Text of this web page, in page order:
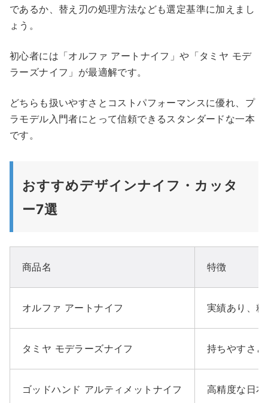
であるか、替え刃の処理方法なども選定基準に加えまし
ょう。
初心者には「オルファ アートナイフ」や「タミヤ モデ
ラーズナイフ」が最適解です。
どちらも扱いやすさとコストパフォーマンスに優れ、プ
ラモデル入門者にとって信頼できるスタンダードな一本
です。
おすすめデザインナイフ・カッタ
ー7選
商品名 特徴
オルファ アートナイフ 実績あり、
タミヤ モデラーズナイフ 持ちやすさ
ゴッドハンド アルティメットナイフ 高精度な日本